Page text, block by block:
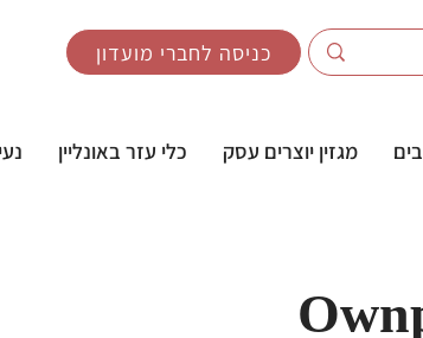
מגזין יוצרים עסק כלי עזר באונליין
כניסה לחברי מועדון